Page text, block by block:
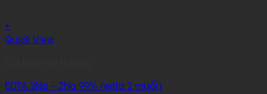
+
Quick View
EDTA 2Na – 2Na 99% (edta 2 muối)